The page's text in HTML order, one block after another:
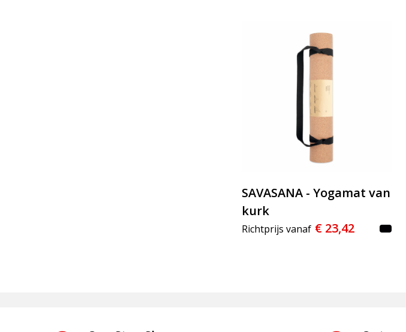
SAVASANA - Yogamat van
kurk
Richtprijs vanaf € 23,42